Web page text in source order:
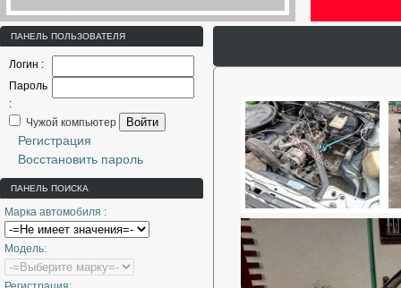
ПАНЕЛЬ ПОЛЬЗОВАТЕЛЯ
Логин :
Пароль
:
Чужой компьютер
Войти
Регистрация
Восстановить пароль
ПАНЕЛЬ ПОИСКА
Марка автомобиля :
Модель: